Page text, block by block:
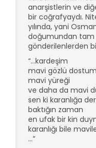
anarşistlerin ve
bir coğrafyaydı.
yılında, yani
doğumundan tam
gönderilenlerden
“…kardeşim
mavi gözlü
mavi yüreği
ve daha da mavi
sen ki karanlığa
baktığın zaman
en ufak bir kin
karanlığı bile
…”